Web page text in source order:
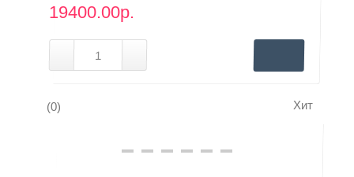
19400.00р.
(0) Хит
Нашли дешевле?